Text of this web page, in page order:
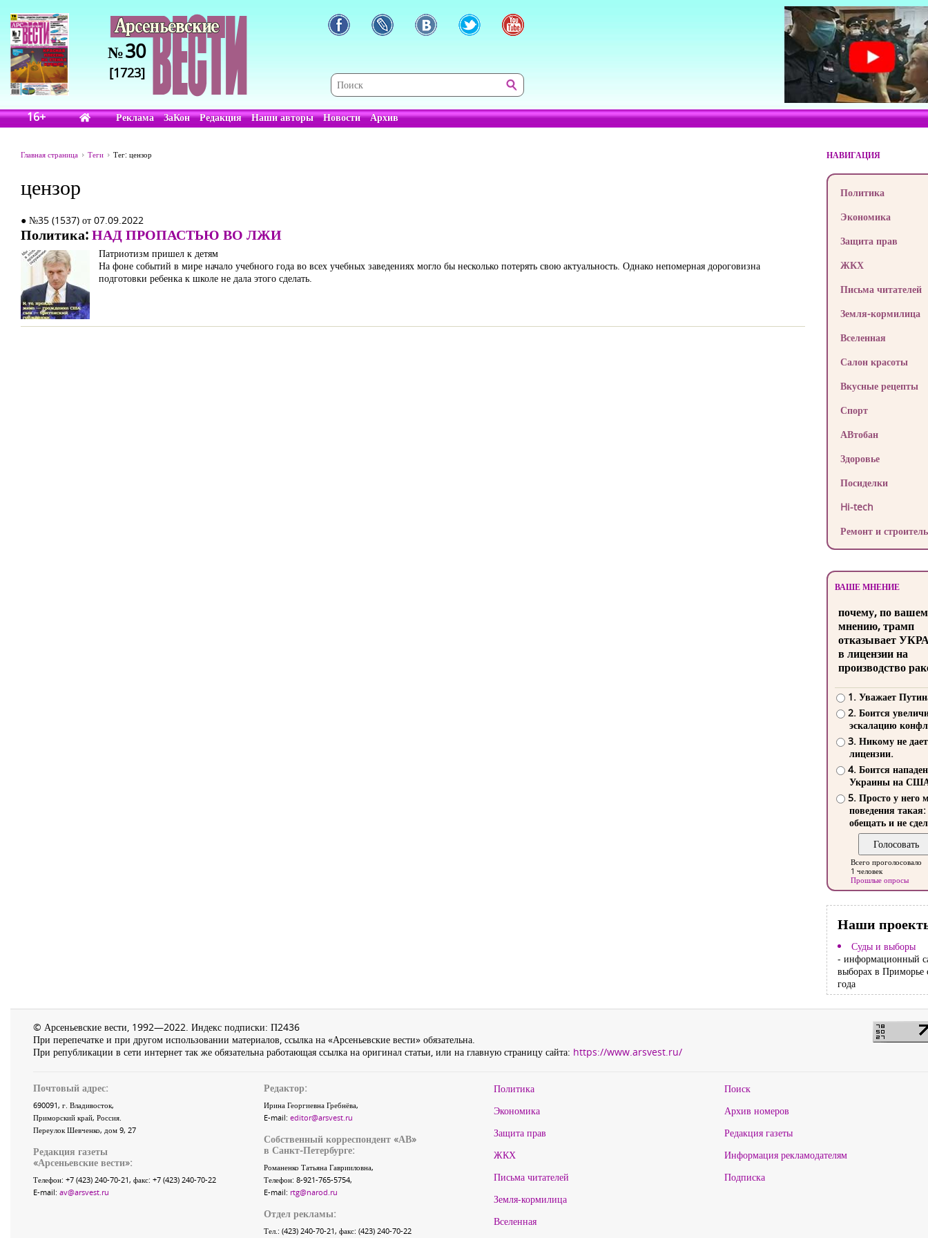
№30
[1723]
16+ Реклама ЗаКон Редакция Наши авторы Новости Архив
Главная страница Теги Тег: цензор
цензор
● №35 (1537) от 07.09.2022
Политика:НАД ПРОПАСТЬЮ ВО ЛЖИ
Патриотизм пришел к детям
На фоне событий в мире начало учебного года во всех учебных заведениях могло бы несколько потерять свою актуальность. Однако непомерная дороговизна
подготовки ребенка к школе не дала этого сделать.
НАВИГАЦИЯ
Политика
Экономика
Защита прав
ЖКХ
Письма читателей
Земля-кормилица
Вселенная
Салон красоты
Вкусные рецепты
Спорт
АВтобан
Здоровье
Посиделки
Hi-tech
Ремонт и
ВАШЕ МНЕНИЕ
почему, по
мнению, трамп
отказывает
в лицензии на
производство
1. Уважает
2. Боится
эскалацию
3. Никому не
лицензии.
4. Боится
Украины на
5. Просто у него
поведения такая:
обещать и не
Всего проголосовало
1 человек
Прошлые опросы
Наши
Суды и выборы
- информационный
выборах в Приморье
года
© Арсеньевские вести, 1992—2022. Индекс подписки: П2436
При перепечатке и при другом использовании материалов, ссылка на «Арсеньевские вести» обязательна.
При републикации в сети интернет так же обязательна работающая ссылка на оригинал статьи, или на главную страницу сайта: https://www.arsvest.ru/
Почтовый адрес:
690091, г. Владивосток,
Приморский край, Россия.
Переулок Шевченко, дом 9, 27
Редакция газеты
«Арсеньевские вести»:
Телефон: +7 (423) 240-70-21, факс: +7 (423) 240-70-22
E-mail: av@arsvest.ru
Редактор:
Ирина Георгиевна Гребнёва,
E-mail: editor@arsvest.ru
Собственный корреспондент «АВ»
в Санкт-Петербурге:
Романенко Татьяна Гаврииловна,
Телефон: 8-921-765-5754,
E-mail: rtg@narod.ru
Отдел рекламы:
Тел.: (423) 240-70-21, факс: (423) 240-70-22
Политика
Экономика
Защита прав
ЖКХ
Письма читателей
Земля-кормилица
Вселенная
Поиск
Архив номеров
Редакция газеты
Информация рекламодателям
Подписка